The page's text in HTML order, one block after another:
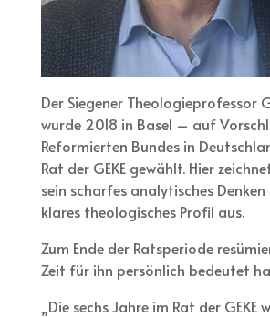
Der Siegener Theologieprofessor
wurde 2018 in Basel – auf
Reformierten Bundes in
Rat der GEKE gewählt. Hier
sein scharfes analytisches
klares theologisches Profil aus.
Zum Ende der Ratsperiode
Zeit für ihn persönlich bedeutet
„Die sechs Jahre im Rat der GEKE